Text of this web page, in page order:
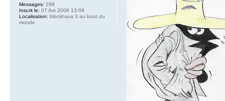
Messages: 299
Inscrit le: 07 Avr 2006 13:09
Localisation: blockhaus 3 au bout du
monde